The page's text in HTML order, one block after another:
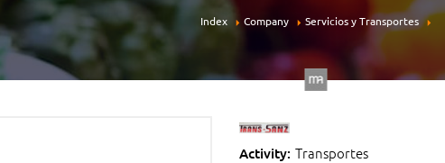
Index Company Servicios y Transportes
Activity: Transportes